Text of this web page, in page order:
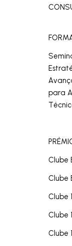
para
Clube
Clube
Clube
Clube
Clube